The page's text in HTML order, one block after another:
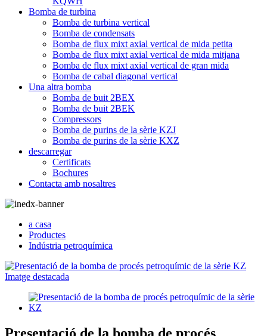
Bomba de turbina
Bomba de turbina vertical
Bomba de condensats
Bomba de flux mixt axial vertical de mida petita
Bomba de flux mixt axial vertical de mida mitjana
Bomba de flux mixt axial vertical de gran mida
Bomba de cabal diagonal vertical
Una altra bomba
Bomba de buit 2BEX
Bomba de buit 2BEK
Compressors
Bomba de purins de la sèrie KZJ
Bomba de purins de la sèrie KXZ
descarregar
Certificats
Bochures
Contacta amb nosaltres
a casa
Productes
Indústria petroquímica